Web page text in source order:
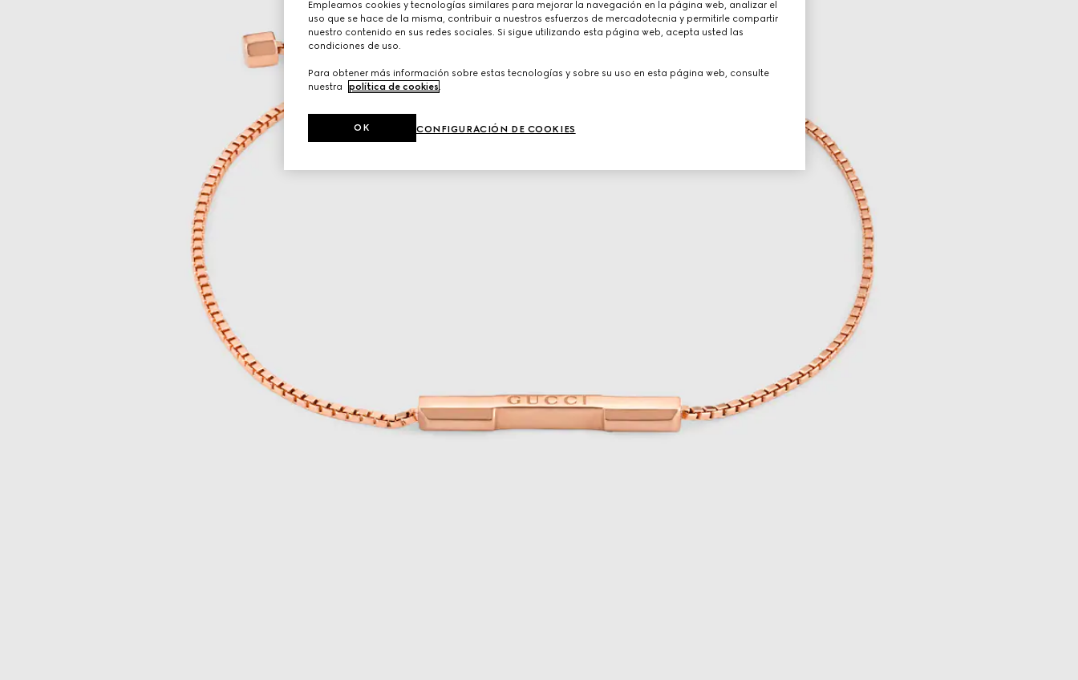
Empleamos cookies y tecnologías similares para mejorar la navegación en la página web, analizar el
uso que se hace de la misma, contribuir a nuestros esfuerzos de mercadotecnia y permitirle compartir
nuestro contenido en sus redes sociales. Si sigue utilizando esta página web, acepta usted las
condiciones de uso.
Para obtener más información sobre estas tecnologías y sobre su uso en esta página web, consulte
nuestra
política de cookies
CONFIGURACIÓN DE COOKIES
OK